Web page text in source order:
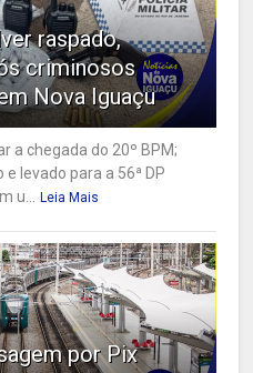
raspado,
criminosos
Nova Iguaçu
a chegada do 20º BPM;
levado para a 56ª DP
u...
Leia Mais
por Pix